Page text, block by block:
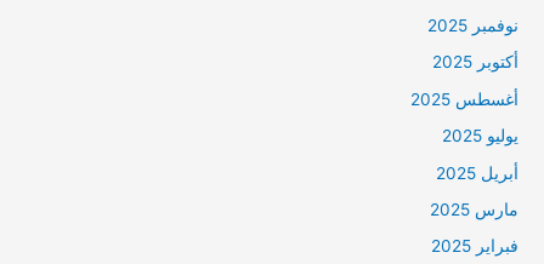
نوفمبر 2025
أكتوبر 2025
أغسطس 2025
يوليو 2025
أبريل 2025
مارس 2025
فبراير 2025